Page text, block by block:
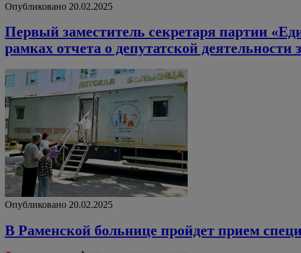
Опубликовано 20.02.2025
Первый заместитель секретаря партии
рамках отчета о депутатской деятельности
Опубликовано 20.02.2025
В Раменской больнице пройдет прием